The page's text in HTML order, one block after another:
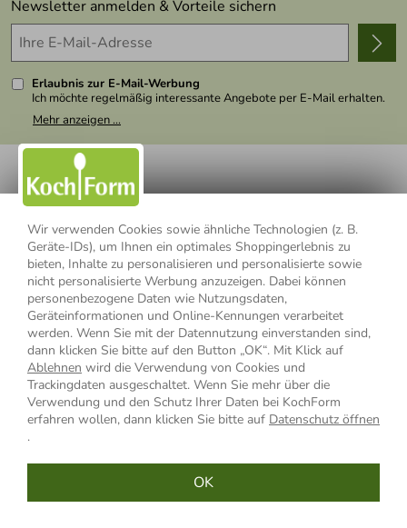
Wir verwenden Cookies sowie ähnliche Technologien (z. B.
Geräte-IDs), um Ihnen ein optimales Shoppingerlebnis zu
bieten, Inhalte zu personalisieren und personalisierte sowie
nicht personalisierte Werbung anzuzeigen. Dabei können
personenbezogene Daten wie Nutzungsdaten,
Geräteinformationen und Online-Kennungen verarbeitet
werden. Wenn Sie mit der Datennutzung einverstanden sind,
dann klicken Sie bitte auf den Button „OK“. Mit Klick auf
Ablehnen wird die Verwendung von Cookies und
Trackingdaten ausgeschaltet. Wenn Sie mehr über die
Verwendung und den Schutz Ihrer Daten bei KochForm
erfahren wollen, dann klicken Sie bitte auf Datenschutz öffnen
.
OK
Delivery Terms
Kundenlogin
Wir über uns
Presse
Newsletter anmelden & Vorteile sichern
Erlaubnis zur E-Mail-Werbung
Ich möchte regelmäßig interessante Angebote per E-Mail erhalten.
Meine E-Mail-Adresse wird nicht an andere Unternehmen
weitergegeben. Zu statistischen Zwecken wird in anonymer Form
nicht erkennbar, welche konkrete Person geklickt hat. Diese
Einwilligung zur Nutzung meiner E-Mail- Adresse für Werbezwecke
kann ich jederzeit mit Wirkung für die Zukunft widerrufen, indem ich
den Link "Abmelden" am Ende des Newsletters anklicke oder die
Option Newsletter im Mitgliederbereich deaktiviere. Die
Datenschutzerklärung
habe ich zur Kenntnis genommen.
Mehr anzeigen ...
Impressum Datenschutzerklärung
AGB
Widerrufsbelehrung
Widerrufsformular
Vertrag widerrufen
* Alle Preisangaben inkl. MwSt., bis 49,90 € Bestellwert zzgl.
Versandkosten, ab 49,90 € Bestellwert inkl.Versandkosteninnerhalb